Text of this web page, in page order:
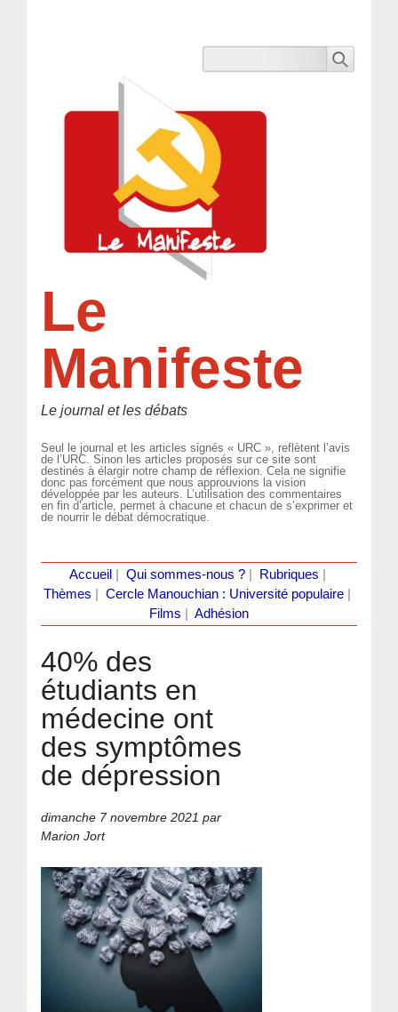
Le
Manifeste
Le journal et les débats
Seul le journal et les articles signés « URC », reflètent l’avis
de l’URC. Sinon les articles proposés sur ce site sont
destinés à élargir notre champ de réflexion. Cela ne signifie
donc pas forcément que nous approuvions la vision
développée par les auteurs. L’utilisation des commentaires
en fin d’article, permet à chacune et chacun de s’exprimer et
de nourrir le débat démocratique.
Accueil Qui sommes-nous ?| Rubriques
Thèmes
Cercle Manouchian : Université populaire
Films
Adhésion
40% des
étudiants en
médecine ont
des symptômes
de dépression
dimanche 7 novembre 2021 par
Marion Jort